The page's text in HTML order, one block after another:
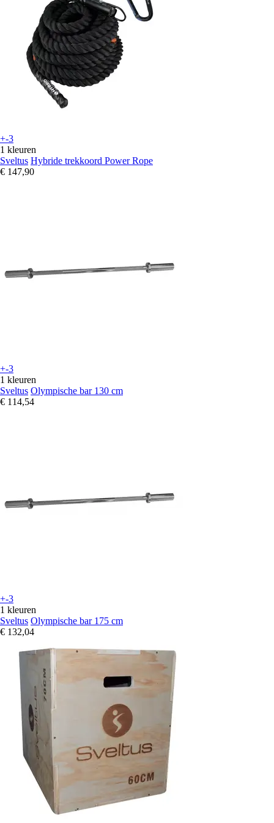
+-3
1 kleuren
Sveltus Hybride trekkoord Power Rope
€ 147,90
+-3
1 kleuren
Sveltus Olympische bar 130 cm
€ 114,54
+-3
1 kleuren
Sveltus Olympische bar 175 cm
€ 132,04